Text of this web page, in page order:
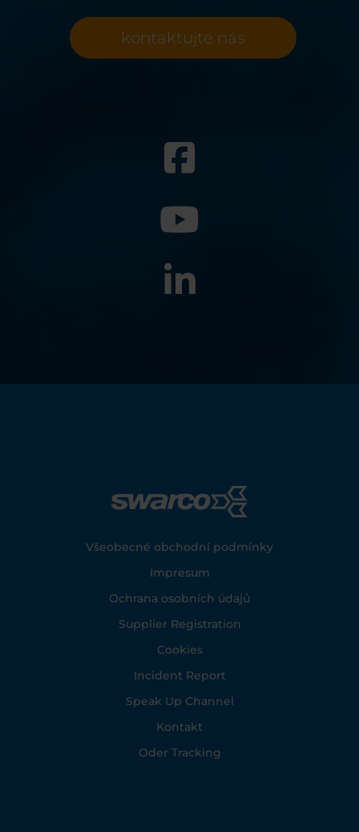
kontaktujte nás
Všeobecné obchodní podmínky
Impresum
Ochrana osobních údajů
Supplier Registration
Cookies
Incident Report
Speak Up Channel
Kontakt
Oder Tracking